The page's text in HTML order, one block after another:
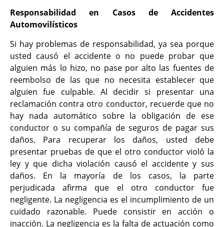
Responsabilidad en Casos de Accidentes
Automovilísticos
Si hay problemas de responsabilidad, ya sea porque
usted causó el accidente o no puede probar que
alguien más lo hizo, no pase por alto las fuentes de
reembolso de las que no necesita establecer que
alguien fue culpable. Al decidir si presentar una
reclamación contra otro conductor, recuerde que no
hay nada automático sobre la obligación de ese
conductor o su compañía de seguros de pagar sus
daños. Para recuperar los daños, usted debe
presentar pruebas de que el otro conductor violó la
ley y que dicha violación causó el accidente y sus
daños. En la mayoría de los casos, la parte
perjudicada afirma que el otro conductor fue
negligente. La negligencia es el incumplimiento de un
cuidado razonable. Puede consistir en acción o
inacción. La negligencia es la falta de actuación como